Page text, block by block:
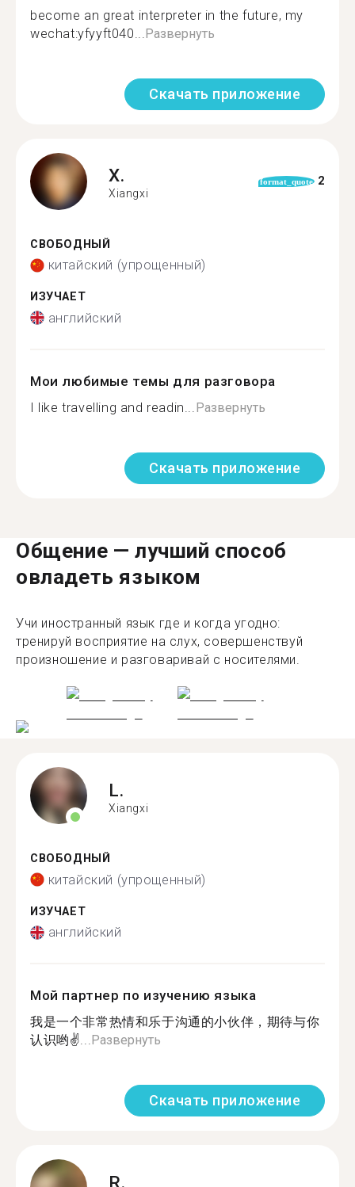
become an great interpreter in the future, my
wechat:yfyyft040... Развернуть
Скачать приложение
X.
Xiangxi
format_quote 2
СВОБОДНЫЙ
китайский (упрощенный)
ИЗУЧАЕТ
английский
Мои любимые темы для разговора
I like travelling and readin... Развернуть
Скачать приложение
Общение — лучший способ
овладеть языком
Учи иностранный язык где и когда угодно:
тренируй восприятие на слух, совершенствуй
произношение и разговаривай с носителями.
L.
Xiangxi
СВОБОДНЫЙ
китайский (упрощенный)
ИЗУЧАЕТ
английский
Мой партнер по изучению языка
我是一个非常热情和乐于沟通的小伙伴，期待与你
认识哟✌...Развернуть
Скачать приложение
R.